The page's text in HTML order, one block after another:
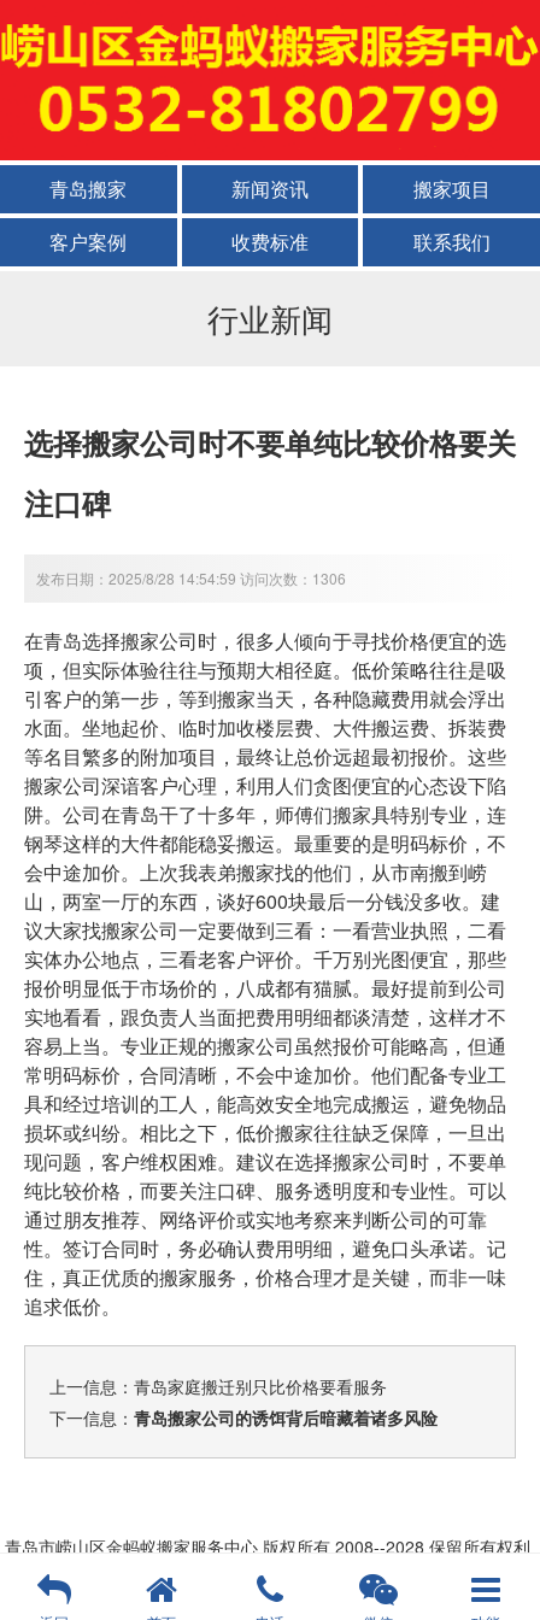
青岛搬家 新闻资讯
搬家项目
客户案例
收费标准 联系我们
行业新闻
选择搬家公司时不要单纯比较价格要关
注口碑
发布日期：2025/8/28 14:54:59 访问次数：1306
在青岛选择搬家公司时，很多人倾向于寻找价格便宜的选
项，但实际体验往往与预期大相径庭。低价策略往往是吸
引客户的第一步，等到搬家当天，各种隐藏费用就会浮出
水面。坐地起价、临时加收楼层费、大件搬运费、拆装费
等名目繁多的附加项目，最终让总价远超最初报价。这些
搬家公司深谙客户心理，利用人们贪图便宜的心态设下陷
阱。公司在青岛干了十多年，师傅们搬家具特别专业，连
钢琴这样的大件都能稳妥搬运。最重要的是明码标价，不
会中途加价。上次我表弟搬家找的他们，从市南搬到崂
山，两室一厅的东西，谈好600块最后一分钱没多收。建
议大家找搬家公司一定要做到三看：一看营业执照，二看
实体办公地点，三看老客户评价。千万别光图便宜，那些
报价明显低于市场价的，八成都有猫腻。最好提前到公司
实地看看，跟负责人当面把费用明细都谈清楚，这样才不
容易上当。专业正规的搬家公司虽然报价可能略高，但通
常明码标价，合同清晰，不会中途加价。他们配备专业工
具和经过培训的工人，能高效安全地完成搬运，避免物品
损坏或纠纷。相比之下，低价搬家往往缺乏保障，一旦出
现问题，客户维权困难。建议在选择搬家公司时，不要单
纯比较价格，而要关注口碑、服务透明度和专业性。可以
通过朋友推荐、网络评价或实地考察来判断公司的可靠
性。签订合同时，务必确认费用明细，避免口头承诺。记
住，真正优质的搬家服务，价格合理才是关键，而非一味
追求低价。
上一信息： 青岛家庭搬迁别只比价格要看服务
下一信息： 青岛搬家公司的诱饵背后暗藏着诸多风险
青岛市崂山区金蚂蚁搬家服务中心 版权所有 2008--2028 保留所有权利